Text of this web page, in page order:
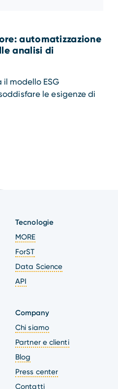
automatizzazione
analisi di
modello ESG
le esigenze di
Tecnologie
MORE
ForST
Data Science
API
Company
Chi siamo
Partner e clienti
Blog
Press center
Contatti